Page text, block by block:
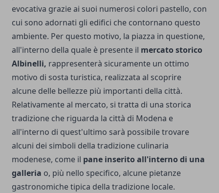
evocativa grazie ai suoi numerosi colori pastello, con
cui sono adornati gli edifici che contornano questo
ambiente. Per questo motivo, la piazza in questione,
all'interno della quale è presente il mercato storico
Albinelli, rappresenterà sicuramente un ottimo
motivo di sosta turistica, realizzata al scoprire
alcune delle bellezze più importanti della città.
Relativamente al mercato, si tratta di una storica
tradizione che riguarda la città di Modena e
all'interno di quest'ultimo sarà possibile trovare
alcuni dei simboli della tradizione culinaria
modenese, come il pane inserito all'interno di una
galleria o, più nello specifico, alcune pietanze
gastronomiche tipica della tradizione locale.